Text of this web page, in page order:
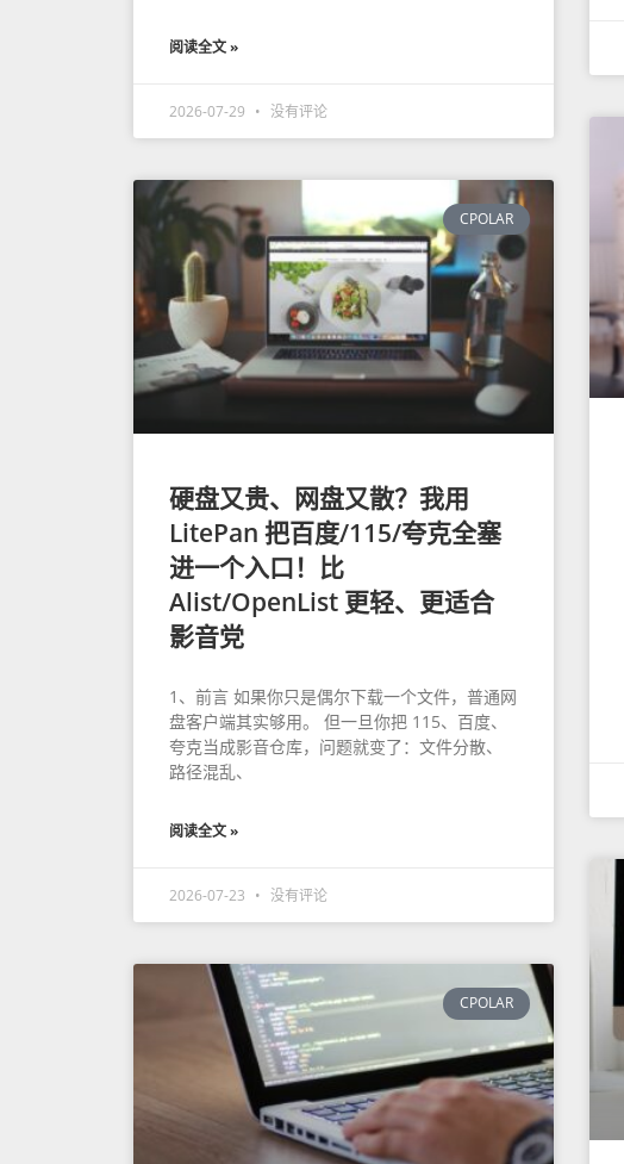
阅读全文 »
2026-07-29 没有评论
CPOLAR
硬盘又贵、网盘又散？我用
LitePan 把百度/115/夸克全塞
进一个入口！比
Alist/OpenList 更轻、更适合
影音党
1、前言 如果你只是偶尔下载一个文件，普通网
盘客户端其实够用。 但一旦你把 115、百度、
夸克当成影音仓库，问题就变了：文件分散、
路径混乱、
阅读全文 »
2026-07-23 没有评论
CPOLAR